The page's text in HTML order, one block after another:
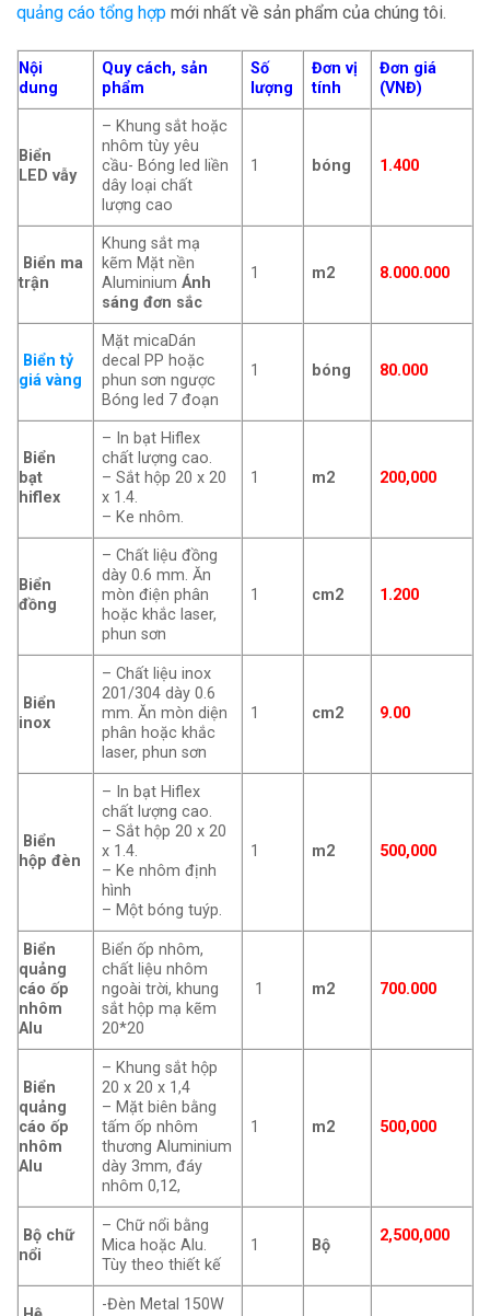
quảng cáo tổng hợp mới nhất về sản phẩm của chúng tôi.
Nội
dung
Quy cách, sản
phẩm
Số
lượng
Đơn vị
tính
Đơn giá
(VNĐ)
Biển
LED vẫy
– Khung sắt hoặc
nhôm tùy yêu
cầu- Bóng led liền
dây loại chất
lượng cao
1 bóng 1.400
Biển ma
trận
Khung sắt mạ
kẽm Mặt nền
AluminiumÁnh
sáng đơn sắc
1 m2 8.000.000
Biển tỷ
giá vàng
Mặt micaDán
decal PP hoặc
phun sơn ngược
Bóng led 7 đoạn
1 bóng 80.000
Biển
bạt
hiflex
– In bạt Hiflex
chất lượng cao.
– Sắt hộp 20 x 20
x 1.4.
– Ke nhôm.
1 m2 200,000
Biển
đồng
– Chất liệu đồng
dày 0.6 mm. Ăn
mòn điện phân
hoặc khắc laser,
phun sơn
1 cm2 1.200
Biển
inox
– Chất liệu inox
201/304 dày 0.6
mm. Ăn mòn diện
phân hoặc khắc
laser, phun sơn
1 cm2 9.00
Biển
hộp đèn
– In bạt Hiflex
chất lượng cao.
– Sắt hộp 20 x 20
x 1.4.
– Ke nhôm định
hình
– Một bóng tuýp.
1 m2 500,000
Biển
quảng
cáo ốp
nhôm
Alu
Biển ốp nhôm,
chất liệu nhôm
ngoài trời, khung
sắt hộp mạ kẽm
20*20
1 m2 700.000
Biển
quảng
cáo ốp
nhôm
Alu
– Khung sắt hộp
20 x 20 x 1,4
– Mặt biên bằng
tấm ốp nhôm
thương Aluminium
dày 3mm, đáy
nhôm 0,12,
1 m2 500,000
Bộ chữ
nổi
– Chữ nổi bằng
Mica hoặc Alu.
Tùy theo thiết kế
1 Bộ
2,500,000
-Đèn Metal 150W